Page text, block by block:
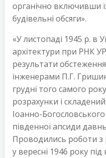
органічно включивши
будівельні обсяги».
«У листопаді 1945 р. в
архітектури при РНК
результати
інженерами П.Г.
грудні того самого
розрахунки і
Іоанно-
південної апсиди
Проводились роботи з
у вересні 1946 року